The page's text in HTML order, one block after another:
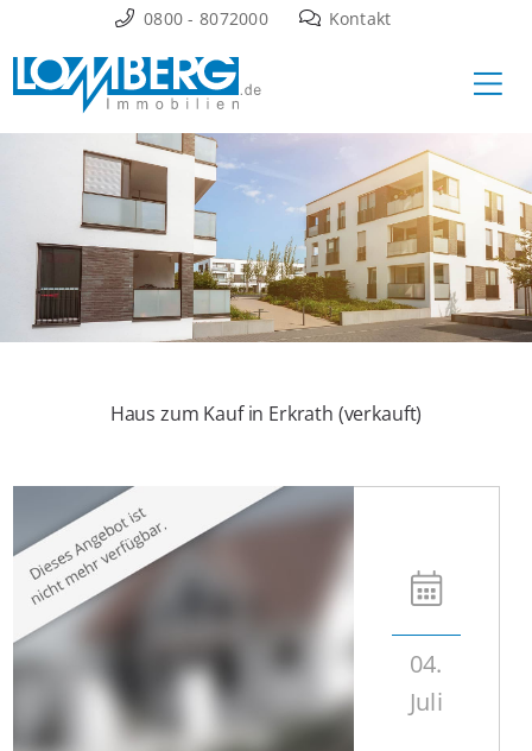
Inhalt
springen
0800 - 8072000 Kontakt
Haus zum Kauf in Erkrath (verkauft)
04.
Juli